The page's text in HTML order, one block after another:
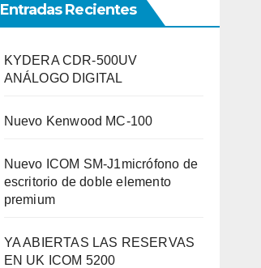
Entradas Recientes
KYDERA CDR-500UV
ANÁLOGO DIGITAL
Nuevo Kenwood MC-100
Nuevo ICOM SM-J1micrófono de
escritorio de doble elemento
premium
YA ABIERTAS LAS RESERVAS
EN UK ICOM 5200